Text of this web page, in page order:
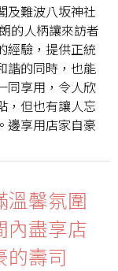
及難波八坂神社
的人柄讓來訪者
經驗，提供正統
諧的同時，也能
同享用，令人欣
，但也有讓人忘
邊享用店家自豪
溫馨氛圍
內盡享店
的壽司